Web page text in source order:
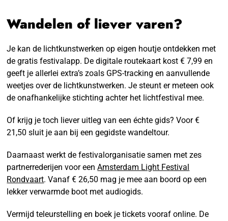
Wandelen of liever varen?
Je kan de lichtkunstwerken op eigen houtje ontdekken met
de gratis festivalapp. De digitale routekaart kost € 7,99 en
geeft je allerlei extra’s zoals GPS-tracking en aanvullende
weetjes over de lichtkunstwerken. Je steunt er meteen ook
de onafhankelijke stichting achter het lichtfestival mee.
Of krijg je toch liever uitleg van een échte gids? Voor €
21,50 sluit je aan bij een gegidste wandeltour.
Daarnaast werkt de festivalorganisatie samen met zes
partnerrederijen voor eenAmsterdam Light Festival
Rondvaart. Vanaf € 26,50 mag je mee aan boord op een
lekker verwarmde boot met audiogids.
Vermijd teleurstelling en boek je tickets vooraf online. De